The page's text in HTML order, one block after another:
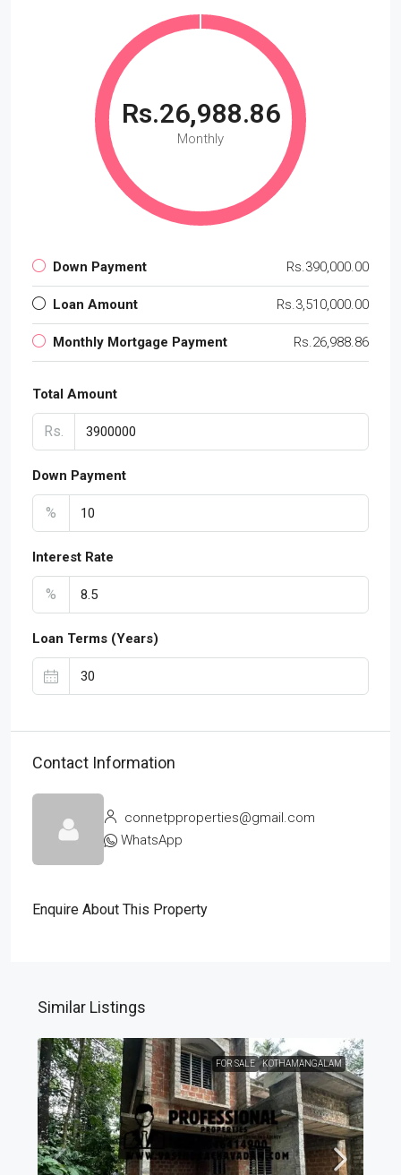
Rs.26,988.86
Monthly
Down Payment Rs.390,000.00
Loan Amount Rs.3,510,000.00
Monthly Mortgage Payment Rs.26,988.86
Total Amount
Rs.
Down Payment
%
Interest Rate
%
Loan Terms (Years)
Contact Information
connetpproperties@gmail.com
WhatsApp
Enquire About This Property
Similar Listings
FOR SALE KOTHAMANGALAM